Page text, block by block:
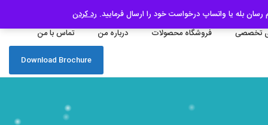
تخصصی فروشگاه محصولات درباره من تماس با من
Download Brochure
رد کردن